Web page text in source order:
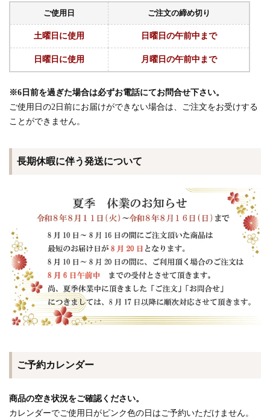
ご使用日 ご注文の締め切り
土曜日に使用 日曜日の午前中まで
日曜日に使用 月曜日の午前中まで
※6日前を過ぎた場合は必ずお電話にてお問合せ下さい。
ご使用日の2日前にお届けができない場合は、ご注文をお受けする
ことができません。
長期休暇に伴う発送について
ご予約カレンダー
商品の空き状況をご確認ください。
カレンダーでご使用日がピンク色の日はご予約いただけません。